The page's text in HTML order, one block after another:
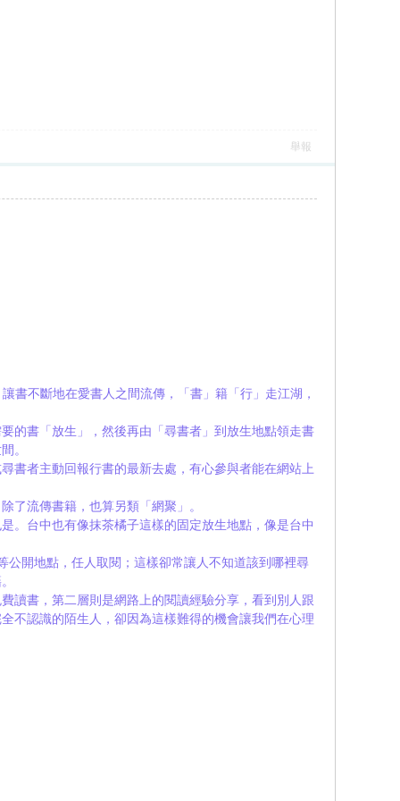
舉報
書不斷地在愛書人之間流傳，「書」籍「行」走江湖，
的書「放生」，然後再由「尋書者」到放生地點領走書
。
書者主動回報行書的最新去處，有心參與者能在網站上
了流傳書籍，也算另類「網聚」。
。台中也有像抹茶橘子這樣的固定放生地點，像是台中
開地點，任人取閱；這樣卻常讓人不知道該到哪裡尋
讀書，第二層則是網路上的閱讀經驗分享，看到別人跟
不認識的陌生人，卻因為這樣難得的機會讓我們在心理